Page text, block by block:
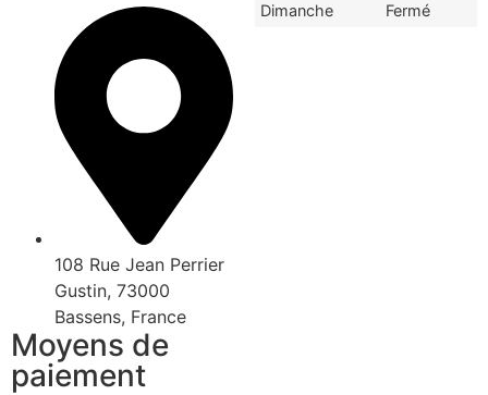
108 Rue Jean Perrier
Gustin, 73000
Bassens, France
Moyens de
paiement
Dimanche
Fermé